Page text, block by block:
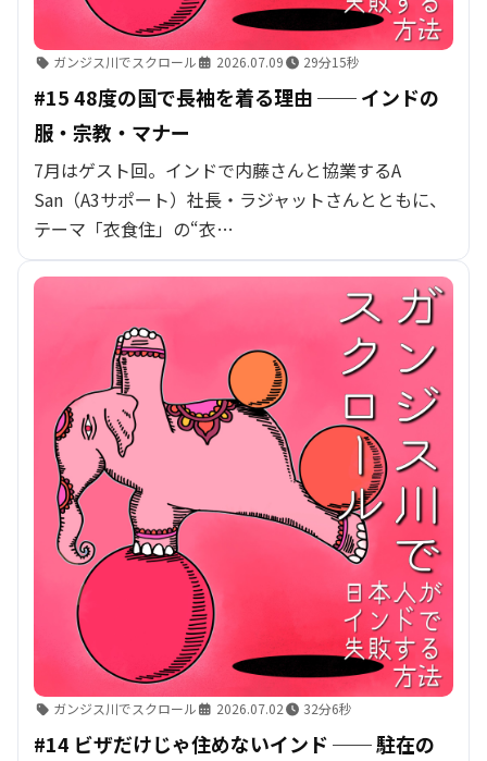
ガンジス川でスクロール 2026.07.09 29分15秒
#15 48度の国で長袖を着る理由 ── インドの
服・宗教・マナー
7月はゲスト回。インドで内藤さんと協業するA
San（A3サポート）社長・ラジャットさんとともに、
テーマ「衣食住」の“衣…
ガンジス川でスクロール 2026.07.02 32分6秒
#14 ビザだけじゃ住めないインド ── 駐在の